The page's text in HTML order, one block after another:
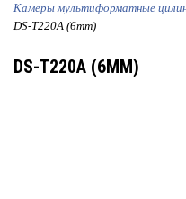
Камеры мультиформатные
DS-T220A (6mm)
DS-T220A (6MM)